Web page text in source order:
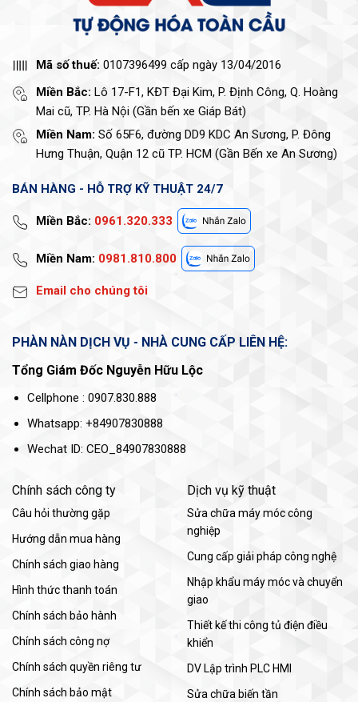
Mã số thuế: 0107396499 cấp ngày 13/04/2016
Miền Bắc: Lô 17-F1, KĐT Đại Kim, P. Định Công, Q. Hoàng
Mai cũ, TP. Hà Nội (Gần bến xe Giáp Bát)
Miền Nam: Số 65F6, đường DD9 KDC An Sương, P. Đông
Hưng Thuận, Quận 12 cũ TP. HCM (Gần Bến xe An Sương)
BÁN HÀNG - HỖ TRỢ KỸ THUẬT 24/7
Miền Bắc: 0961.320.333
Miền Nam: 0981.810.800
Email cho chúng tôi
PHÀN NÀN DỊCH VỤ - NHÀ CUNG CẤP LIÊN HỆ:
Tổng Giám Đốc Nguyễn Hữu Lộc
Cellphone : 0907.830.888
Whatsapp: +84907830888
Wechat ID: CEO_84907830888
Chính sách công ty
Câu hỏi thường gặp
Hướng dẫn mua hàng
Chính sách giao hàng
Hình thức thanh toán
Chính sách bảo hành
Chính sách công nợ
Chính sách quyền riêng tư
Chính sách bảo mật
Dịch vụ kỹ thuật
Sửa chữa máy móc công
nghiệp
Cung cấp giải pháp công nghệ
Nhập khẩu máy móc và chuyển
giao
Thiết kế thi công tủ điện điều
khiển
DV Lập trình PLC HMI
Sửa chữa biến tần